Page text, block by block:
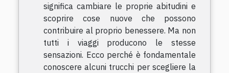
significa cambiare le proprie abitudini e
scoprire cose nuove che possono
contribuire al proprio benessere. Ma non
tutti i viaggi producono le stesse
sensazioni. Ecco perché è fondamentale
conoscere alcuni trucchi per scegliere la